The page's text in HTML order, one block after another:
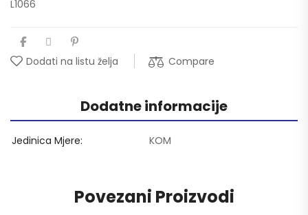
L1066
Dodati na listu želja Compare
Dodatne informacije
Jedinica Mjere KOM
Povezani Proizvodi